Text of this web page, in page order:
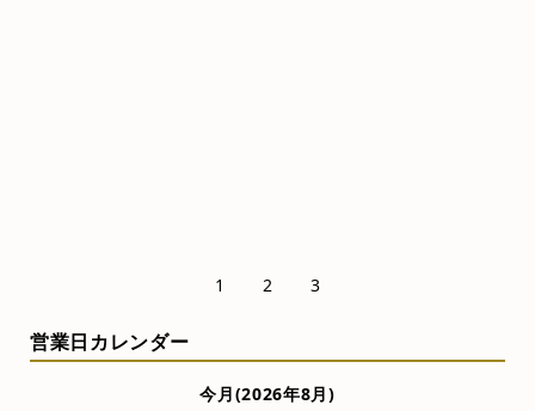
1 2 3
営業日カレンダー
今月(2026年8月)